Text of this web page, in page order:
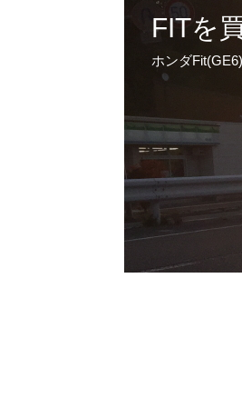
FITを
ホンダ